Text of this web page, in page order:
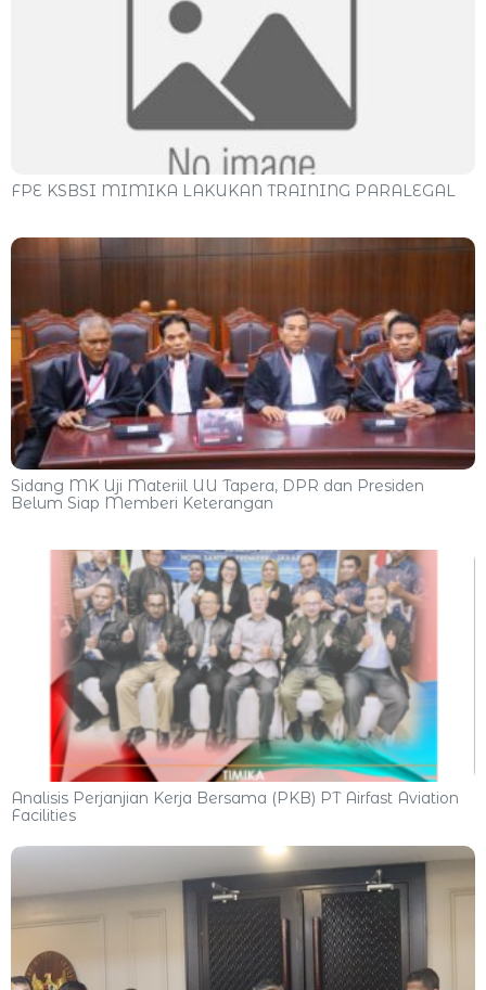
FPE KSBSI MIMIKA LAKUKAN TRAINING PARALEGAL
Sidang MK Uji Materiil UU Tapera, DPR dan Presiden
Belum Siap Memberi Keterangan
Analisis Perjanjian Kerja Bersama (PKB) PT Airfast Aviation
Facilities